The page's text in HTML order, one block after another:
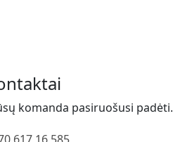
komanda pasiruošusi padėti.